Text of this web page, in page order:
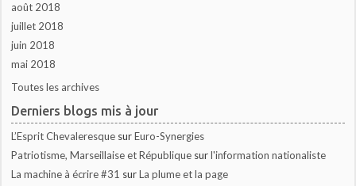
août 2018
juillet 2018
juin 2018
mai 2018
Toutes les archives
Derniers blogs mis à jour
L’Esprit Chevaleresque surEuro-Synergies
Patriotisme, Marseillaise et République surl'information nationaliste
La machine à écrire #31 surLa plume et la page